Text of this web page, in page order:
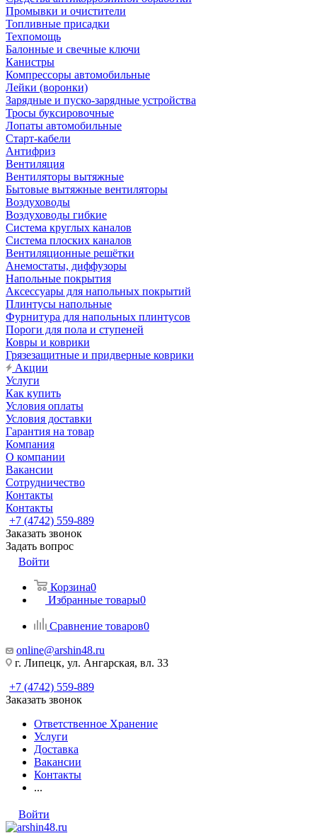
Промывки и очистители
Топливные присадки
Техпомощь
Балонные и свечные ключи
Канистры
Компрессоры автомобильные
Лейки (воронки)
Зарядные и пуско-зарядные устройства
Тросы буксировочные
Лопаты автомобильные
Старт-кабели
Антифриз
Вентиляция
Вентиляторы вытяжные
Бытовые вытяжные вентиляторы
Воздуховоды
Воздуховоды гибкие
Система круглых каналов
Система плоских каналов
Вентиляционные решётки
Анемостаты, диффузоры
Напольные покрытия
Аксессуары для напольных покрытий
Плинтусы напольные
Фурнитура для напольных плинтусов
Пороги для пола и ступеней
Ковры и коврики
Грязезащитные и придверные коврики
Акции
Услуги
Как купить
Условия оплаты
Условия доставки
Гарантия на товар
Компания
О компании
Вакансии
Сотрудничество
Контакты
Контакты
+7 (4742) 559-889
Заказать звонок
Задать вопрос
Войти
Корзина0
Избранные товары0
Сравнение товаров0
online@arshin48.ru
г. Липецк, ул. Ангарская, вл. 33
+7 (4742) 559-889
Заказать звонок
Ответственное Хранение
Услуги
Доставка
Вакансии
Контакты
...
Войти